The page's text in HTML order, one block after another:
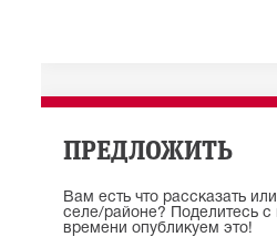
ПРЕДЛОЖИТЬ
Вам есть что рассказать
селе/районе? Поделитесь
времени опубликуем это!